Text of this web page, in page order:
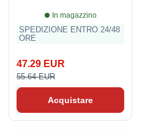
In magazzino
SPEDIZIONE ENTRO 24/48
ORE
47.29 EUR
55.64 EUR
Acquistare